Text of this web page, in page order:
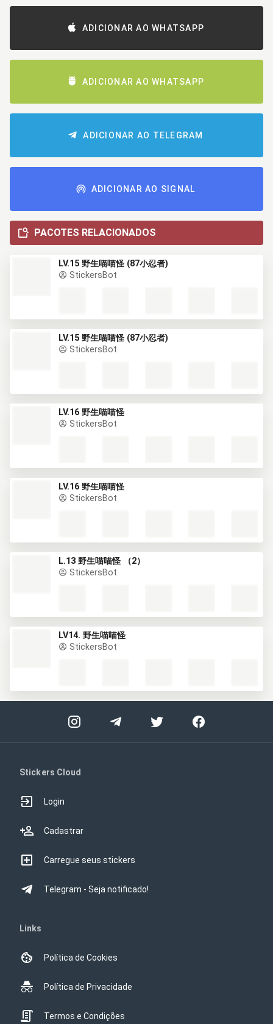
ADICIONAR AO WHATSAPP
ADICIONAR AO WHATSAPP
ADICIONAR AO TELEGRAM
ADICIONAR AO SIGNAL
PACOTES RELACIONADOS
LV.15 野生喵喵怪 (87小忍者)
StickersBot
LV.15 野生喵喵怪 (87小忍者)
StickersBot
LV.16 野生喵喵怪
StickersBot
LV.16 野生喵喵怪
StickersBot
L.13 野生喵喵怪 （2）
StickersBot
LV14. 野生喵喵怪
StickersBot
Stickers Cloud
Login
Cadastrar
Carregue seus stickers
Telegram - Seja notificado!
Links
Política de Cookies
Política de Privacidade
Termos e Condições